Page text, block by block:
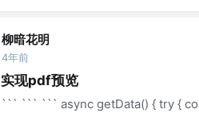
柳暗花明
4年前
实现pdf预览
``` ``` ``` async getData() { try {